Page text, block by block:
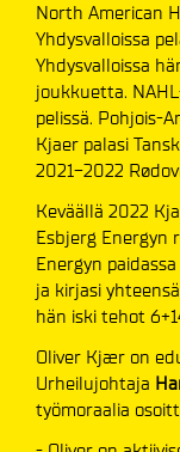
North American
Yhdysvalloissa
Yhdysvalloissa
joukkuetta.
pelissä. Pohjois-
Kjaer palasi
2021-2022
Keväällä 2022
Esbjerg Energyn
Energyn
ja kirjasi
hän iski tehot
Oliver Kjær on
Urheilujohtaja
työmoraalia